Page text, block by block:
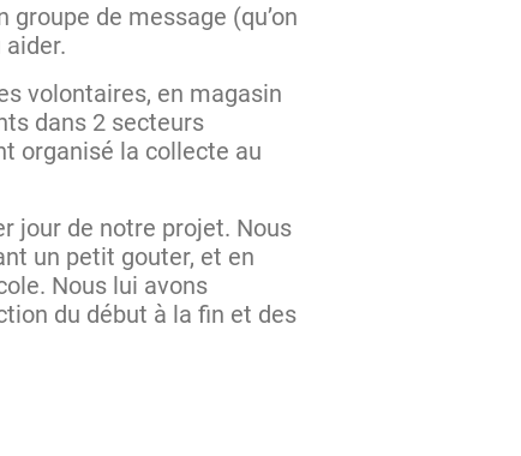
de message (qu’on
volontaires, en magasin
dans 2 secteurs
organisé la collecte au
jour de notre projet. Nous
un petit gouter, et en
Nous lui avons
du début à la fin et des